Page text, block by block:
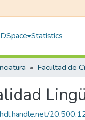
Statistics